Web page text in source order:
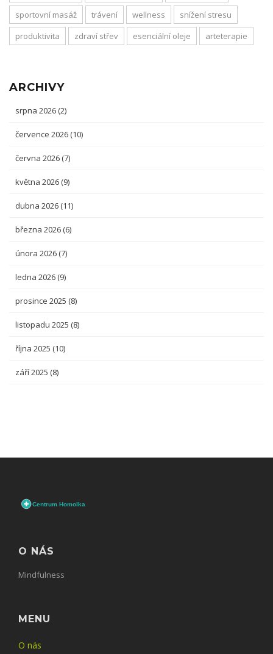
sportovní masáž
trávení wellness
snížení stresu
produktivita
zdraví střev esenciální oleje arteterapie
ARCHIVY
srpna 2026 (2)
července 2026 (10)
června 2026 (7)
května 2026 (9)
dubna 2026 (11)
března 2026 (6)
února 2026 (7)
ledna 2026 (9)
prosince 2025 (8)
listopadu 2025 (8)
října 2025 (10)
září 2025 (8)
O NÁS
Mindfulness
MENU
O nás